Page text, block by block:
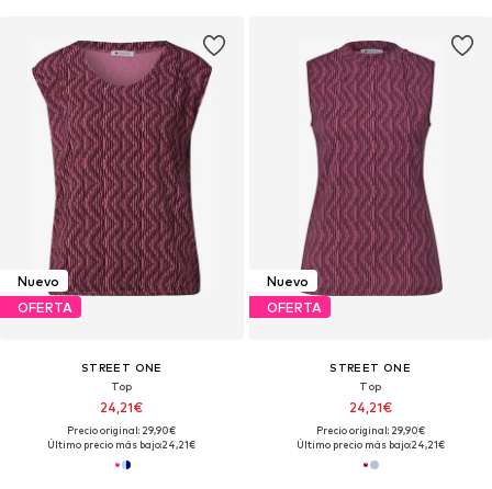
Nuevo
OFERTA
STREET ONE
Top
24,21€
Precio original: 29,90€
Último precio más bajo:24,21€
Nuevo
OFERTA
STREET ONE
Top
24,21€
Precio original: 29,90€
Último precio más bajo:24,21€